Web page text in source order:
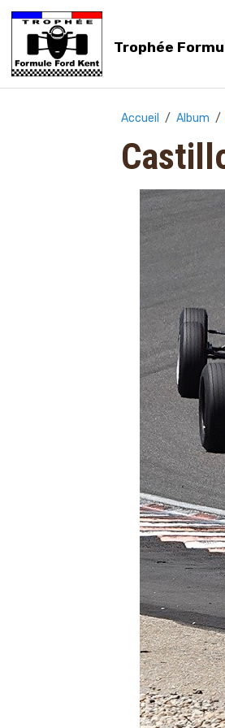
Trophée
Accueil Album